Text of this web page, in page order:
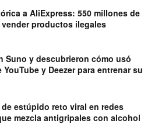
a AliExpress: 550 millones de
productos ilegales
Suno y descubrieron cómo usó
YouTube y Deezer para entrenar su
estúpido reto viral en redes
mezcla antigripales con alcohol